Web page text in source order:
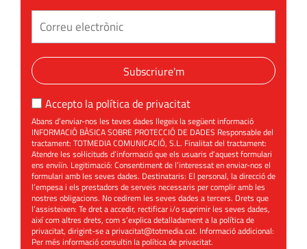
Subscriure'm
Accepto la política de privacitat
Abans d’enviar-nos les teves dades llegeix la següent informació
INFORMACIÓ BÀSICA SOBRE PROTECCIÓ DE DADES Responsable del
tractament: TOTMEDIA COMUNICACIÓ, S.L. Finalitat del tractament:
Atendre les sol·licituds d’informació que els usuaris d’aquest formulari
ens enviïn. Legitimació: Consentiment de l’interessat en enviar-nos el
formulari amb les seves dades. Destinataris: El personal, la direcció de
l’empesa i els prestadors de serveis necessaris per complir amb les
nostres obligacions. No cedirem les seves dades a tercers. Drets que
l’assisteixen: Te dret a accedir, rectificar i/o suprimir les seves dades,
així com altres drets, com s’explica detalladament a la política de
privacitat, dirigint-se aprivacitat@totmedia.cat. Informació addicional:
Per més informació consultin lapolítica de privacitat.